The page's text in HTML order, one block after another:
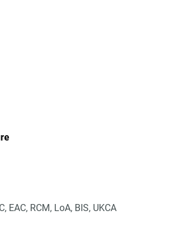
EAC, RCM, LoA, BIS, UKCA